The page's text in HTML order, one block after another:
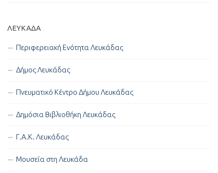
ΛΕΥΚΑΔΑ
Περιφερειακή Ενότητα Λευκάδας
Δήμος Λευκάδας
Πνευματικό Κέντρο Δήμου Λευκάδας
Δημόσια Βιβλιοθήκη Λευκάδας
Γ.Α.Κ. Λευκάδας
Μουσεία στη Λευκάδα